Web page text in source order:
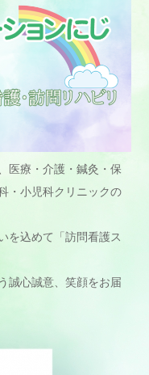
医療・介護・鍼灸・保
・小児科クリニックの
を込めて「訪問看護ス
誠心誠意、笑顔をお届